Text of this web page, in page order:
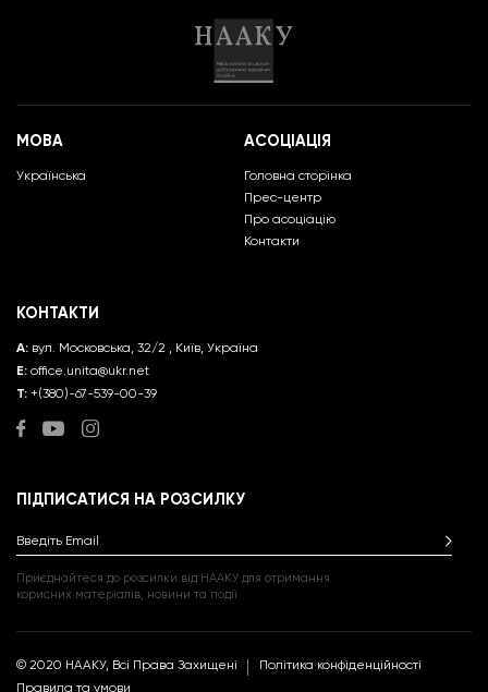
МОВА
Українська
АСОЦІАЦІЯ
Головна сторінка
Прес-центр
Про асоціацію
Контакти
КОНТАКТИ
A: вул. Московська, 32/2 , Київ, Україна
E: office.unita@ukr.net
Т: +(380)-67-539-00-39
ПІДПИСАТИСЯ НА РОЗСИЛКУ
Введіть Email
Приєднайтеся до розсилки від НААКУ для отримання
корисних матеріалів, новини та події
© 2020 НААКУ, Всі Права Захищені
Політика конфіденційності
Правила та умови